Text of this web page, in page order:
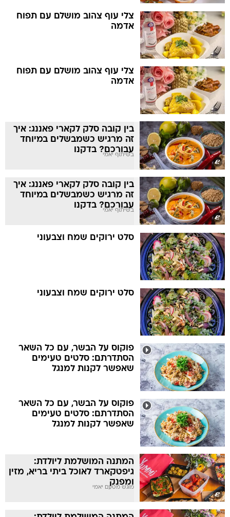
צלי עוף צהוב מושלם עם תפוח
אדמה
צלי עוף צהוב מושלם עם תפוח
אדמה
בין קובה סלק לקארי פאננג: איך
זה מרגיש כשמבשלים במיוחד
עבורכם? בדקנו
בשיתוף יאמי
בין קובה סלק לקארי פאננג: איך
זה מרגיש כשמבשלים במיוחד
עבורכם? בדקנו
בשיתוף יאמי
סלט ירוקים שמח וצבעוני
סלט ירוקים שמח וצבעוני
פוקוס על הבשר, עם כל השאר
הסתדרתם: סלטים טעימים
שאפשר לקנות למנגל
פוקוס על הבשר, עם כל השאר
הסתדרתם: סלטים טעימים
שאפשר לקנות למנגל
המתנה המושלמת ליולדת:
גיפטקארד לאוכל ביתי בריא, מזין
ומפנק
מוגש מטעם יאמי